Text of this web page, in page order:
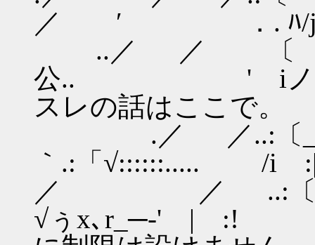
／ ′ ．. ﾊ/j
..／ ／
公.. ' i
スレの話はここで。
.／ ／..:〔
｀.:「√::::::..... /i
／ ／ ..:
√ぅx､r_─-'